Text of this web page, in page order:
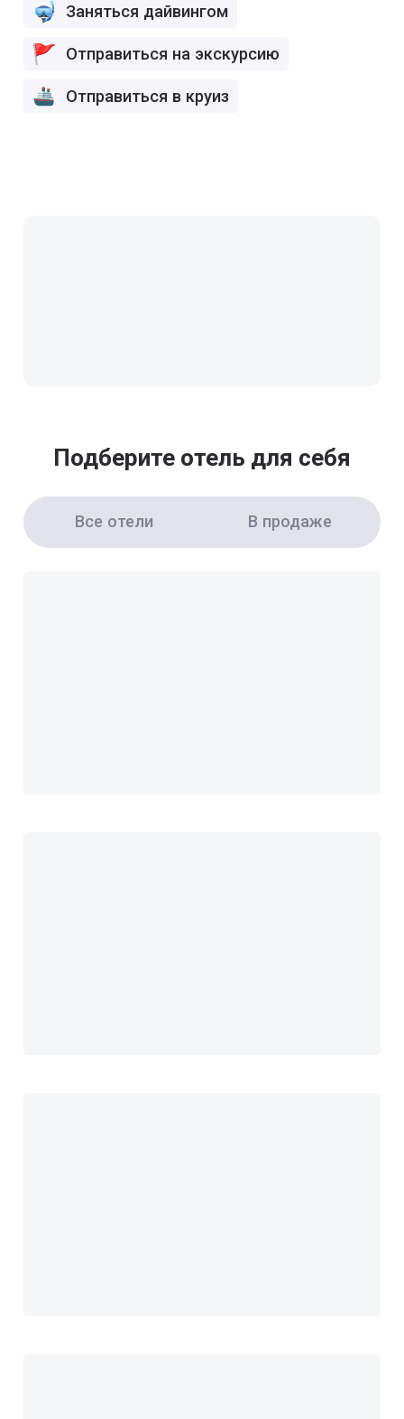
Заняться дайвингом
Отправиться на экскурсию
Отправиться в круиз
Подберите отель для себя
Все отели В продаже